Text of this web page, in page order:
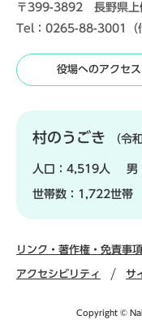
〒399-3892 長野県上
Tel：0265-88-3001
役場へのアクセス
村のうごき （令
人口： 4,519人 男
世帯数： 1,722世帯
リンク・著作権・免責事項
アクセシビリティ サ
Copyright ©